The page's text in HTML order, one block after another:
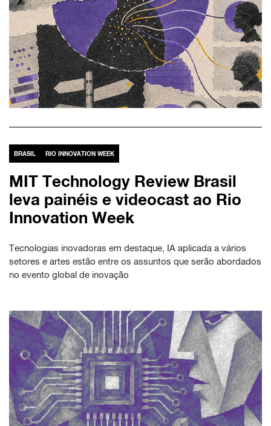
BRASIL RIO INNOVATION WEEK
MIT Technology Review Brasil
leva painéis e videocast ao Rio
Innovation Week
Tecnologias inovadoras em destaque, IA aplicada a vários
setores e artes estão entre os assuntos que serão abordados
no evento global de inovação